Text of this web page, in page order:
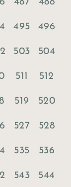
487 488
495 496
503 504
511 512
519 520
527 528
535 536
543 544